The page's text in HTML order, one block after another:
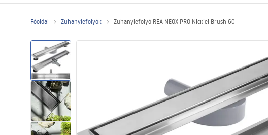
Zuhanyajtó
Zuhanytálcák
Zuhanylefolyók
Főoldal Zuhanylefolyók Zuhanylefolyó REA NEOX PRO Nickiel Brush 60